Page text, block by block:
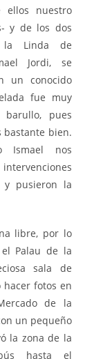
ellos nuestro
y de los dos
la Linda de
Jordi, se
un conocido
fue muy
pues
bastante bien.
Ismael nos
y pusieron la
libre, por lo
Palau de la
sala de
hacer fotos en
de la
un pequeño
la zona de la
hasta el